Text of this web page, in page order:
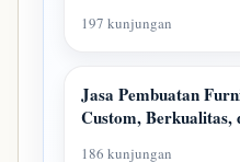
197 kunjungan
Jasa Pembuatan
Custom, Berkualitas,
186 kunjungan